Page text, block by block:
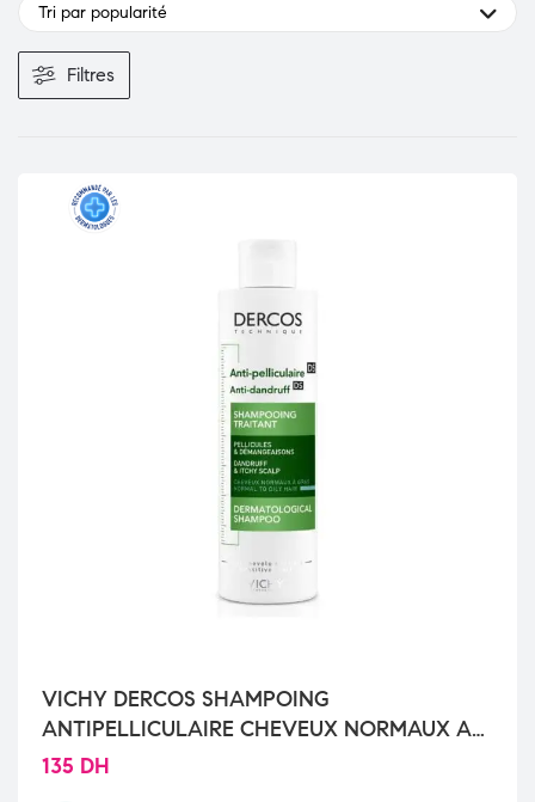
Tri par popularité
Filtres
VICHY DERCOS SHAMPOING
ANTIPELLICULAIRE CHEVEUX NORMAUX A
GRAS 200 ML
135 DH